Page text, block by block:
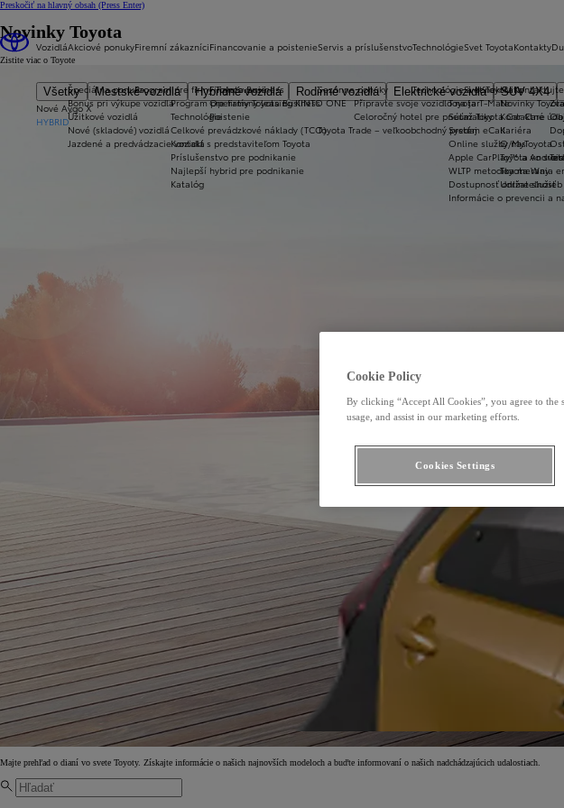
Preskočiť na hlavný obsah (Press Enter)
Vozidlá
Všetky Mestské vozidlá Hybridné vozidlá Rodinné vozidlá Elektrické vozidlá SUV 4X4
Nové Aygo X
HYBRID
Akciové ponuky
Špeciálna ponuka
Bonus pri výkupe vozidla
Úžitkové vozidlá
Nové (skladové) vozidlá
Jazdené a predvádzacie vozidlá
Firemní zákazníci
Program pre firmy Toyota Business
Program pre firmy Toyota Business
Technológie
Celkové prevádzkové náklady (TCO)
Kontakt s predstaviteľom Toyota
Príslušenstvo pre podnikanie
Najlepší hybrid pre podnikanie
Katalóg
Financovanie a poistenie
Financovanie
Operatívny leasing KINTO ONE
Poistenie
Servis a príslušenstvo
Sezónne ponuky
Připravte svoje vozidlo na jar
Celoročný hotel pre pneumatiky
Toyota Trade – veľkoobchodný predaj
Technológie
Technológie a konektivita
Toyota T-Mate
Súťaž Toyota Car Care
Systém eCall
Online služby/MyToyota
Apple CarPlay™ a
WLTP metodika merania
Dostupnosť online služieb
Informácie o prevencii a
Svet Toyota
Svet Toyota
Novinky Toyota
Kontaktné
Kariéra
O nas
Toyota vo
Toyota Way
Udržateľnosť
Kontakty
Novinky Toyota
Zistite viac o Toyote
Majte prehľad o dianí vo svete Toyoty. Získajte informácie o našich najnovších modeloch a buďte informovaní o našich nadchádzajúcich udalostiach.
Cookie Policy
By clicking “Accept All Cookies”, you agree to the
usage, and assist in our marketing efforts.
Cookies Settings